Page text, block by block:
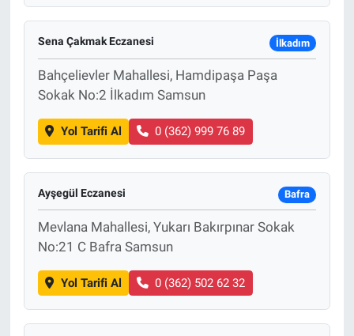
Sena Çakmak Eczanesi İlkadım
Bahçelievler Mahallesi, Hamdipaşa Paşa
Sokak No:2 İlkadım Samsun
Yol Tarifi Al 0 (362) 999 76 89
Ayşegül Eczanesi Bafra
Mevlana Mahallesi, Yukarı Bakırpınar Sokak
No:21 C Bafra Samsun
Yol Tarifi Al 0 (362) 502 62 32